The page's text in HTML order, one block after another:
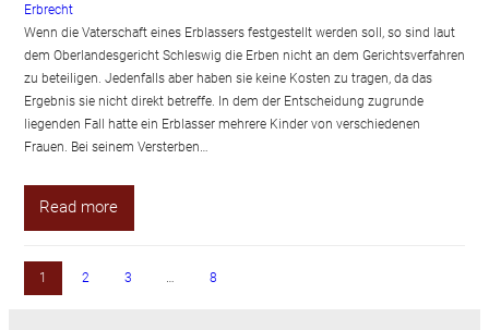
Erbrecht
Wenn die Vaterschaft eines Erblassers festgestellt werden soll, so sind laut
dem Oberlandesgericht Schleswig die Erben nicht an dem Gerichtsverfahren
zu beteiligen. Jedenfalls aber haben sie keine Kosten zu tragen, da das
Ergebnis sie nicht direkt betreffe. In dem der Entscheidung zugrunde
liegenden Fall hatte ein Erblasser mehrere Kinder von verschiedenen
Frauen. Bei seinem Versterben…
Read more
1 2 3 8